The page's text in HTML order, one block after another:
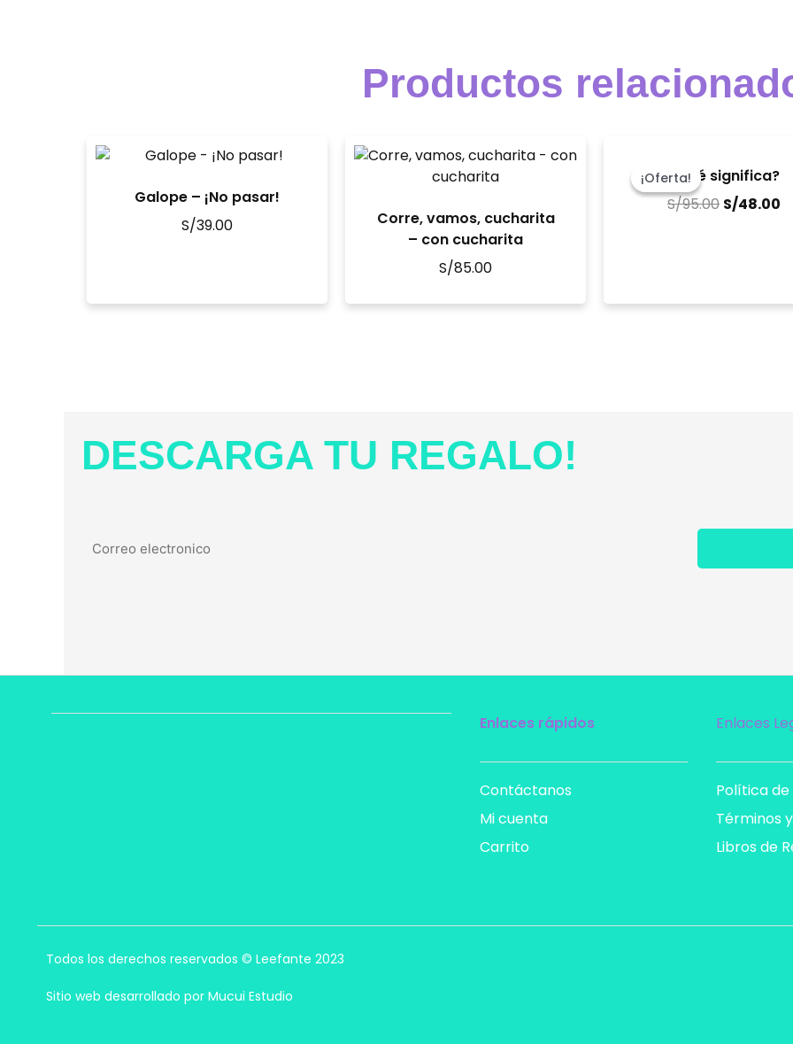
Productos
Galope – ¡No pasar!
S/39.00
Corre, vamos, cucharita
– con cucharita
S/85.00
¡Oferta!
¡Oferta!¿Qué significa?
S/95.00
precio
original
era:
S/48.00
DESCARGA TU REGALO!
Enlaces rápidos
Contáctanos
Mi cuenta
Carrito
Enlaces
Política
Términos
Libros de
Todos los derechos reservados © Leefante 2023
Sitio web desarrollado por Mucui Estudio